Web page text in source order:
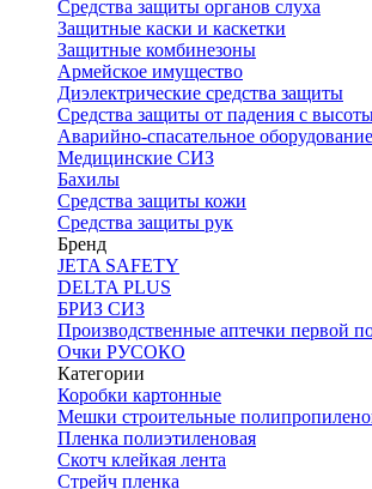
Средства защиты органов слуха
Защитные каски и каскетки
Защитные комбинезоны
Армейское имущество
Диэлектрические средства защиты
Средства защиты от падения с
Аварийно-спасательное оборудование
Медицинские СИЗ
Бахилы
Средства защиты кожи
Средства защиты рук
Бренд
JETA SAFETY
DELTA PLUS
БРИЗ СИЗ
Производственные аптечки первой
Очки РУСОКО
Категории
Коробки картонные
Мешки строительные
Пленка полиэтиленовая
Скотч клейкая лента
Стрейч пленка